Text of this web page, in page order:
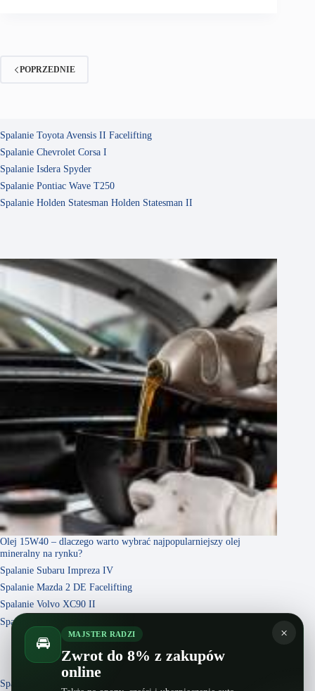
POPRZEDNIE
Spalanie Toyota Avensis II Facelifting
Spalanie Chevrolet Corsa I
Spalanie Isdera Spyder
Spalanie Pontiac Wave T250
Spalanie Holden Statesman Holden Statesman II
Olej 15W40 – dlaczego warto wybrać najpopularniejszy olej
mineralny na rynku?
Spalanie Subaru Impreza IV
Spalanie Mazda 2 DE Facelifting
Spalanie Volvo XC90 II
Spalanie Citroen ZX
Spalanie Chevrolet Rezzo
×
🚘 MAJSTER RADZI
Zwrot do 8% z zakupów
online